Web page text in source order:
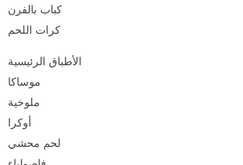
كباب بالفرن
كرات اللحم
الأطباق الرئيسية
موساكا
ملوخية
أوكرا
لحم محشي